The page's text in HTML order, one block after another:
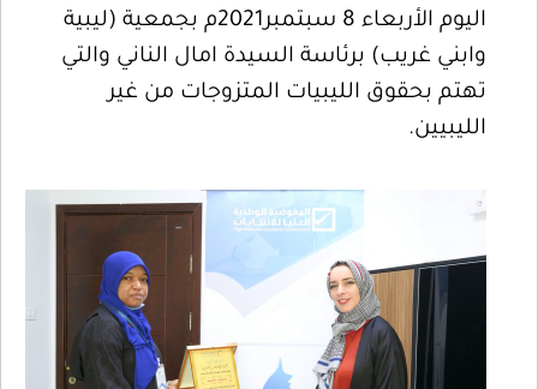
اليوم الأربعاء 8 سبتمبر2021م بجمعية (ليبية
وابني غريب) برئاسة السيدة امال الناني والتي
تهتم بحقوق الليبيات المتزوجات من غير
الليبيين.